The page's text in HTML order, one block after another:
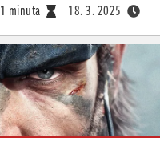
1 minuta 18. 3. 2025